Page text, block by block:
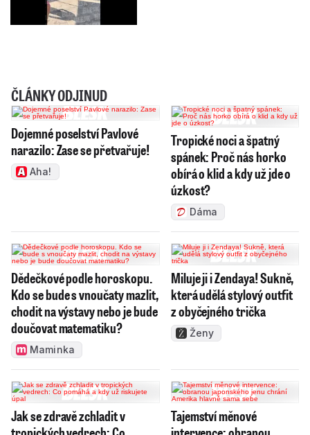
ČLÁNKY ODJINUD
Dojemné poselství Pavlové
narazilo: Zase se přetvařuje!
Aha!
Tropické noci a špatný
spánek: Proč nás horko
obírá o klid a kdy už jde o
úzkost?
Dáma
Dědečkové podle horoskopu.
Kdo se bude s vnoučaty mazlit,
chodit na výstavy nebo je bude
doučovat matematiku?
Maminka
Miluje ji i Zendaya! Sukně,
která udělá stylový outfit
z obyčejného trička
Ženy
Jak se zdravě zchladit v
Tajemství měnové